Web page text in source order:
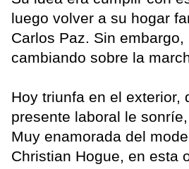
luego volver a su hogar
Carlos Paz. Sin
cambiando sobre la
Hoy triunfa en el exterior,
presente laboral le
Muy enamorada del
Christian Hogue, en esta